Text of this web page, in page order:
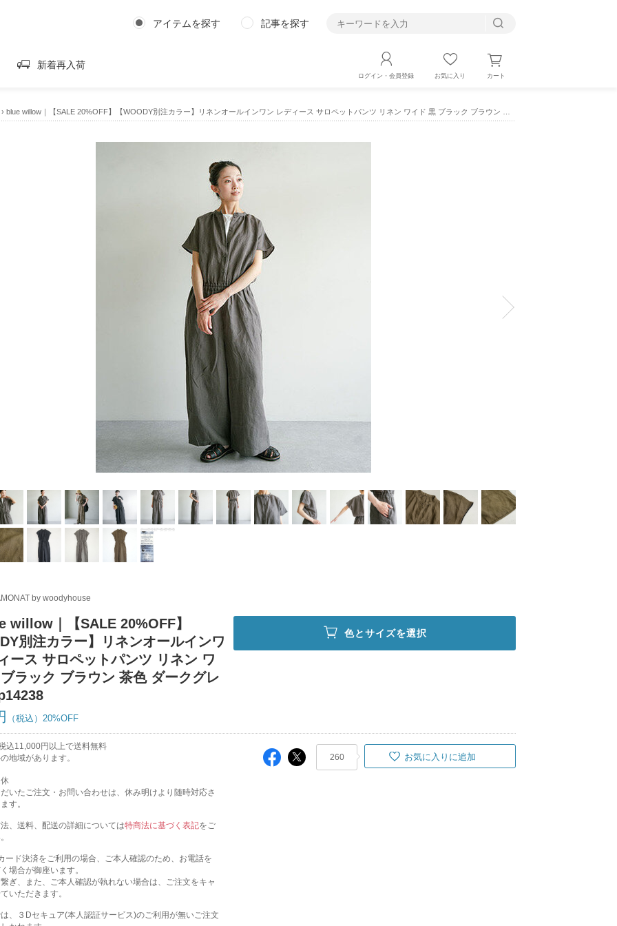
アイテムを探す 記事を探す
新着再入荷
ログイン・会員登録 お気に入り カート
› blue willow｜【SALE 20%OFF】【WOODY別注カラー】リネンオールインワン レディース サロペットパンツ リネン ワイド 黒 ブラック ブラウン 茶色 ダークグレー 01fup14238
by woodyhouse
willow｜【SALE 20%OFF】
別注カラー】リネンオールインワ
ース サロペットパンツ リネン ワ
ラック ブラウン 茶色 ダークグレ
20%OFF
色とサイズを選択
込11,000円以上で送料無料
地域があります。
いたご注文・お問い合わせは、休み明けより随時対応さ
す。
、送料、配送の詳細については特商法に基づく表記をご
ード決済をご利用の場合、ご本人確認のため、お電話を
場合が御座います。
ぎ、また、ご本人確認が執れない場合は、ご注文をキャ
いただきます。
、３Dセキュア(本人認証サービス)のご利用が無いご注文
260 お気に入りに追加